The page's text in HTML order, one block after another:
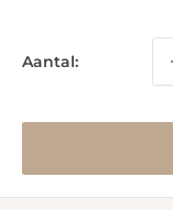
Aantal: